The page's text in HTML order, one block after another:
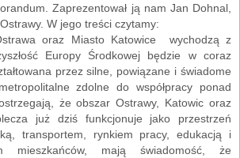
Zaprezentował ją nam Jan Dohnal,
W jego treści czytamy:
oraz Miasto Katowice wychodzą z
Europy Środkowej będzie w coraz
przez silne, powiązane i świadome
zdolne do współpracy ponad
że obszar Ostrawy, Katowic oraz
już dziś funkcjonuje jako przestrzeń
transportem, rynkiem pracy, edukacją i
mieszkańców, mają świadomość, że